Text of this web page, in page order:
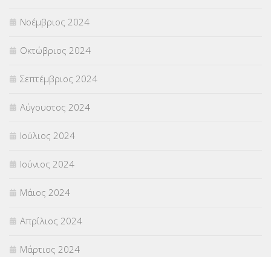
Νοέμβριος 2024
Οκτώβριος 2024
Σεπτέμβριος 2024
Αύγουστος 2024
Ιούλιος 2024
Ιούνιος 2024
Μάιος 2024
Απρίλιος 2024
Μάρτιος 2024